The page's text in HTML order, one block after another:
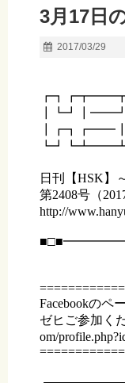
3月17日
2017/03/29
┃┗┛┃━━┛　
日刊【HSK】
第2408号（
http://
Facebookのペ
ゼヒご参加く
om/